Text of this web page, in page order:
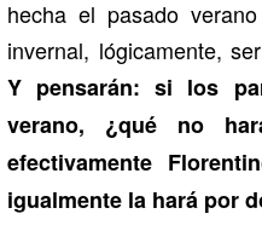
hecha el pasado
invernal, lógicamente,
Y pensarán: si los
verano, ¿qué no
efectivamente
igualmente la hará por